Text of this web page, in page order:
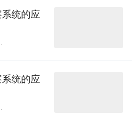
统的应
统的应